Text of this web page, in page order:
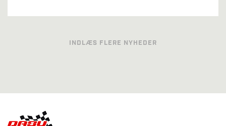
INDLÆS FLERE NYHEDER